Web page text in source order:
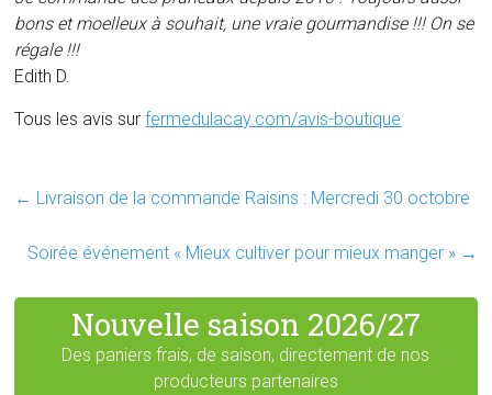
bons et moelleux à souhait, une vraie gourmandise !!! On se
régale !!!
Edith D.
Tous les avis surfermedulacay.com/avis-boutique
← Livraison de la commande Raisins : Mercredi 30 octobre
Soirée événement « Mieux cultiver pour mieux manger » →
Nouvelle saison 2026/27
Des paniers frais, de saison, directement de nos
producteurs partenaires